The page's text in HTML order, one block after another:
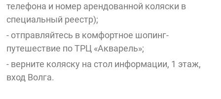
телефона и номер арендованной коляски в
специальный реестр);
- отправляйтесь в комфортное шопинг-
путешествие по ТРЦ «Акварель»;
- верните коляску на стол информации, 1 этаж,
вход Волга.